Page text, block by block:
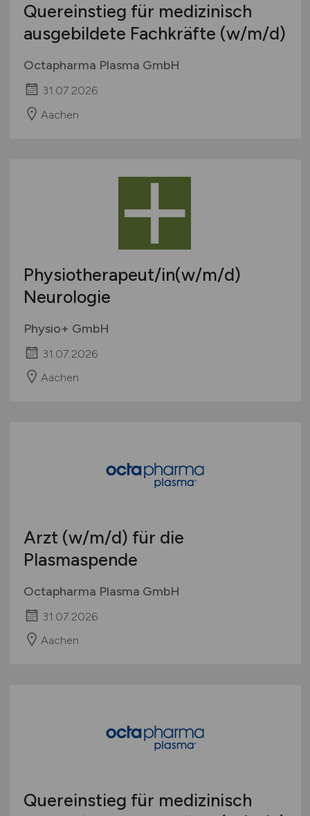
Quereinstieg für medizinisch
ausgebildete Fachkräfte (w/m/d)
Octapharma Plasma GmbH
31.07.2026
Aachen
Physiotherapeut/in(w/m/d)
Neurologie
Physio+ GmbH
31.07.2026
Aachen
Arzt (w/m/d) für die
Plasmaspende
Octapharma Plasma GmbH
31.07.2026
Aachen
Quereinstieg für medizinisch